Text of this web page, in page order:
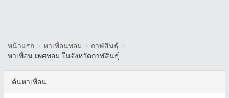
หน้าแรก > หาเพื่อนทอม > กาฬสินธุ์ >
หาเพื่อน เพศทอม ในจังหวัดกาฬสินธุ์
ค้นหาเพื่อน